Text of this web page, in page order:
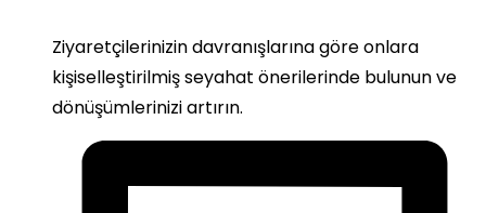
Ziyaretçilerinizin davranışlarına göre onlara
kişiselleştirilmiş seyahat önerilerinde bulunun ve
dönüşümlerinizi artırın.